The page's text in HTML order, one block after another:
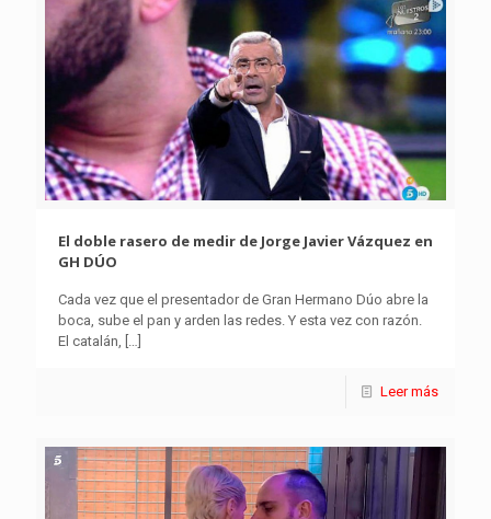
El doble rasero de medir de Jorge Javier Vázquez en
GH DÚO
Cada vez que el presentador de Gran Hermano Dúo abre la
boca, sube el pan y arden las redes. Y esta vez con razón.
El catalán, […]
Leer más